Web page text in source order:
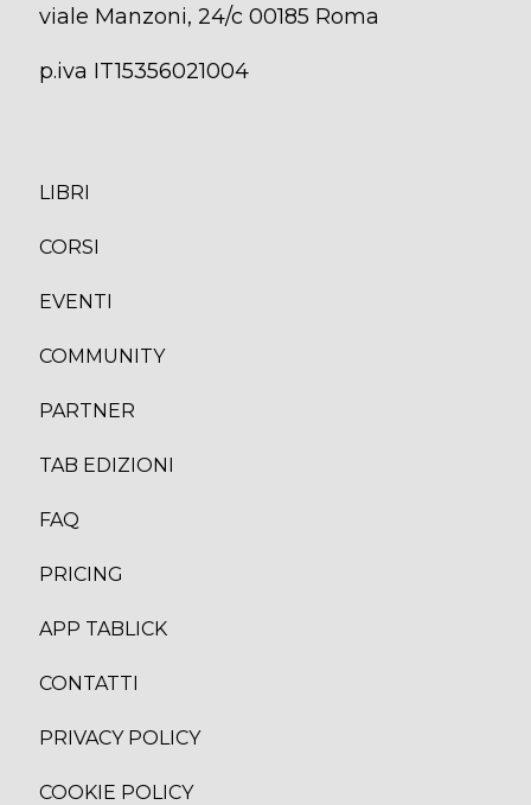
viale Manzoni, 24/c 00185 Roma
p.iva IT15356021004
LIBRI
CORSI
EVENTI
COMMUNITY
PARTNER
TAB EDIZIONI
FAQ
PRICING
APP TABLICK
CONTATTI
PRIVACY POLICY
COOKIE POLICY